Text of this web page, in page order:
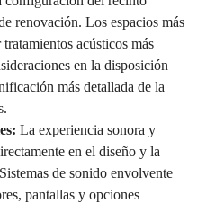
renovación. Los espacios más
acústicos más
en la disposición
más detallada de la
La experiencia sonora y
en el diseño y la
de sonido envolvente
pantallas y opciones